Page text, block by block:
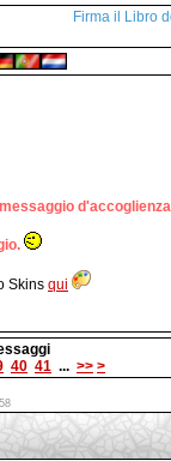
Firma il Libro
Skins qui
40 41 ... >> >